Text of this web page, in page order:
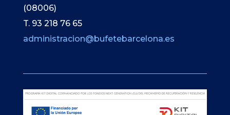
(08006)
T. 93 218 76 65
administracion@bufetebarcelona.es